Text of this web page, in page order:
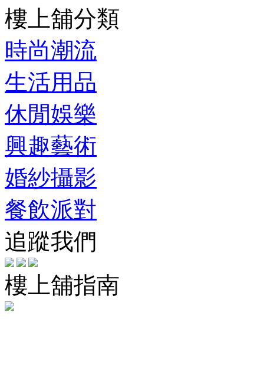
樓上舖分類
時尚潮流
生活用品
休閒娛樂
興趣藝術
婚紗攝影
餐飲派對
追蹤我們
樓上舖指南